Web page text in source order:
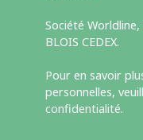
Société Worldline,
BLOIS CEDEX.
Pour en savoir
personnelles,
confidentialité.